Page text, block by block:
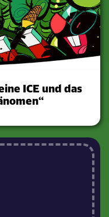
ICE und das